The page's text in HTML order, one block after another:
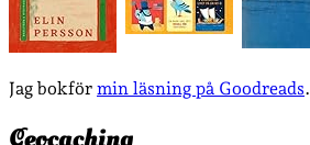
Jag bokför min läsning på Goodreads.